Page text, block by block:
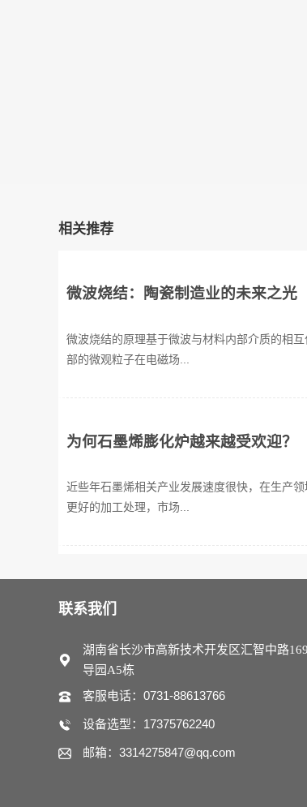
相关推荐
微波烧结：陶瓷制造业的未来之光
微波烧结的原理基于微波与材料内部介质的相
部的微观粒子在电磁场...
为何石墨烯膨化炉越来越受欢迎？
近些年石墨烯相关产业发展速度很快，在生产
更好的加工处理，市场...
联系我们
湖南省长沙市高新技术开发区汇智中路
导园A5栋
客服电话：0731-88613766
设备选型：17375762240
邮箱：3314275847@qq.com